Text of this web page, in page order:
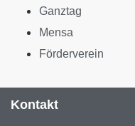
Ganztag
Mensa
Förderverein
Kontakt